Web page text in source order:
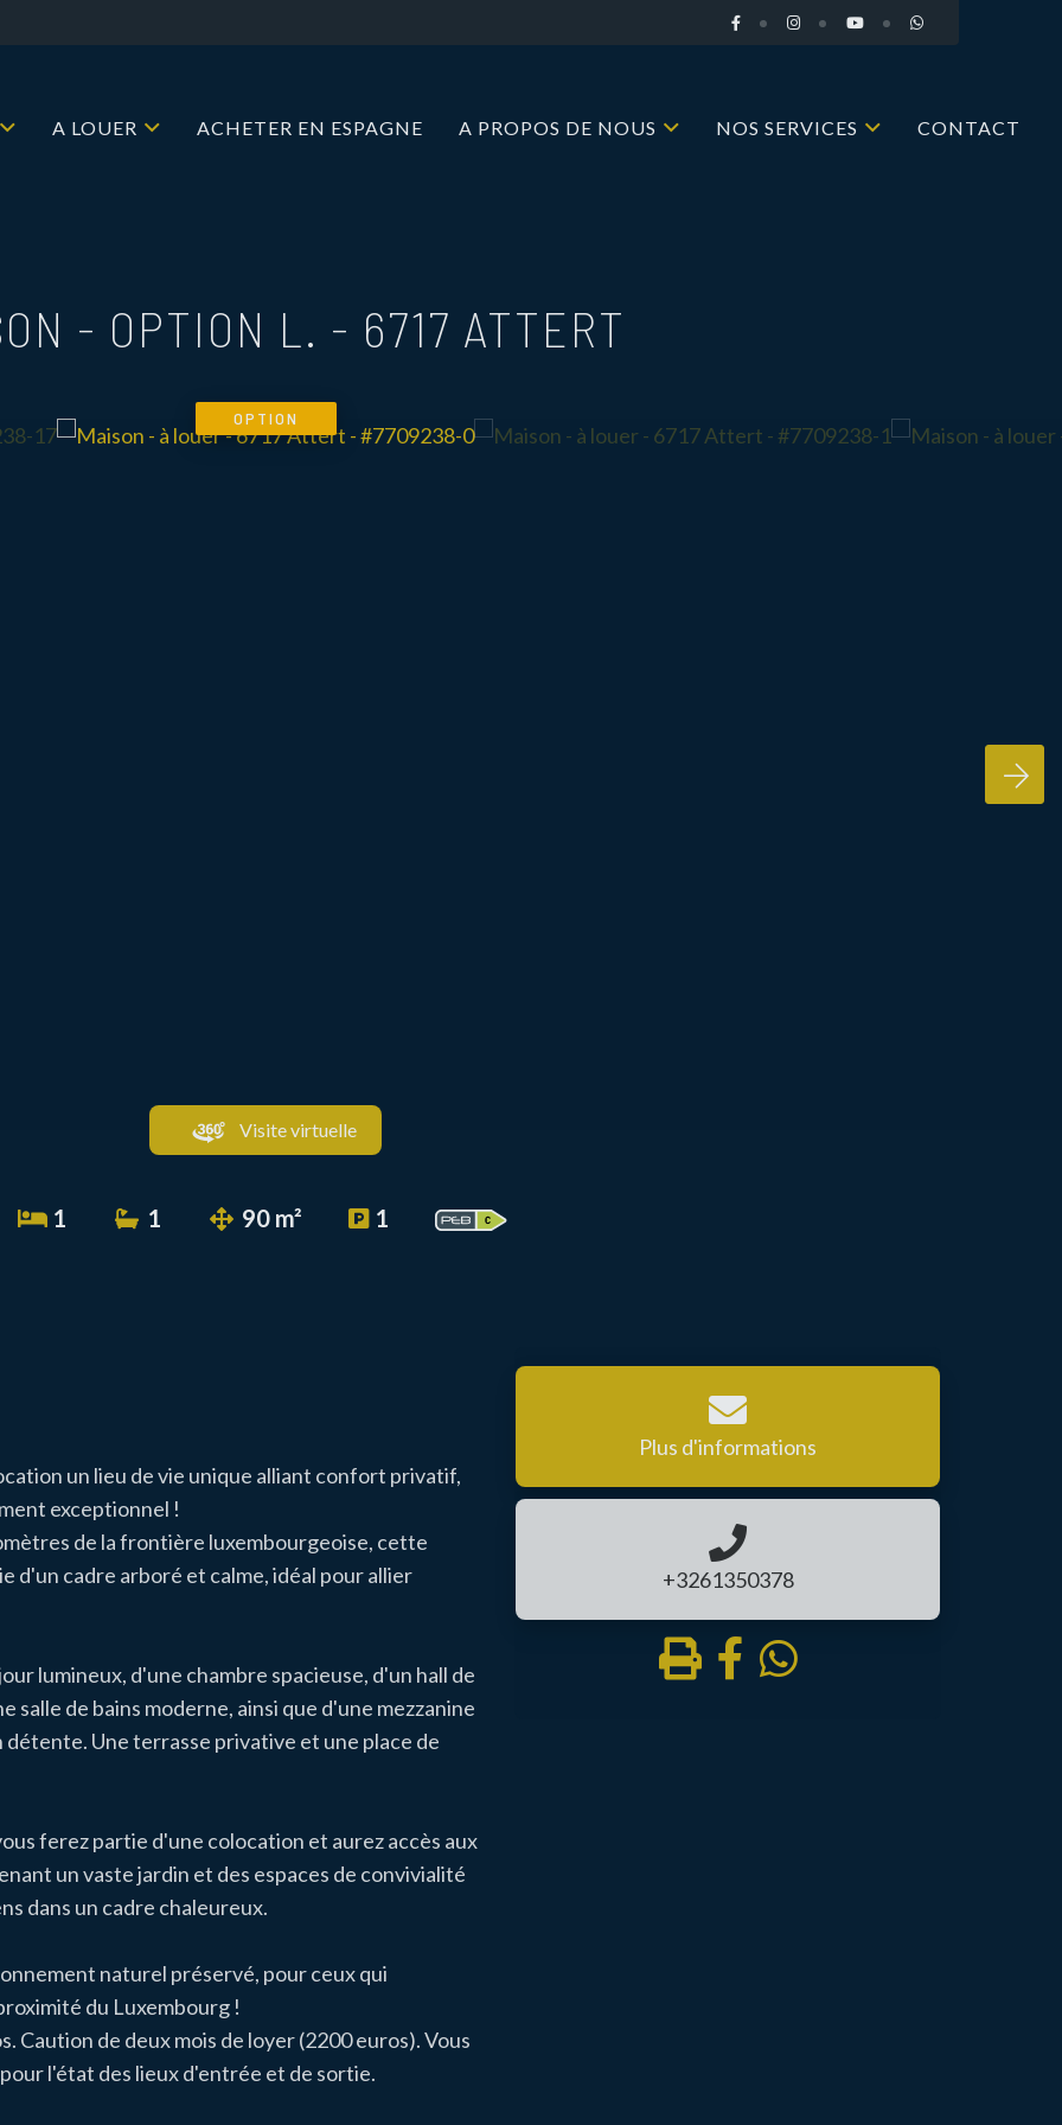
A LOUER ACHETER EN ESPAGNE A PROPOS DE NOUS NOS SERVICES CONTACT
- OPTION L. - 6717 ATTERT
OPTION
Visite virtuelle
1 1 90 m² 1
un lieu de vie unique alliant confort privatif,
exceptionnel !
de la frontière luxembourgeoise, cette
cadre arboré et calme, idéal pour allier
lumineux, d'une chambre spacieuse, d'un hall de
de bains moderne, ainsi que d'une mezzanine
Une terrasse privative et une place de
ferez partie d'une colocation et aurez accès aux
un vaste jardin et des espaces de convivialité
dans un cadre chaleureux.
naturel préservé, pour ceux qui
du Luxembourg !
Caution de deux mois de loyer (2200 euros). Vous
l'état des lieux d'entrée et de sortie.
Plus d'informations
+3261350378